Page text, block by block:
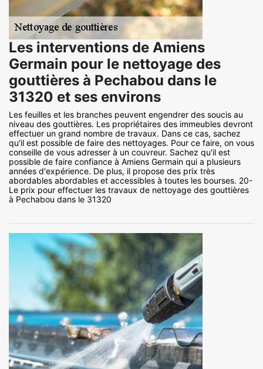
Les interventions de Amiens
Germain pour le nettoyage des
gouttières à Pechabou dans le
31320 et ses environs
Les feuilles et les branches peuvent engendrer des soucis au
niveau des gouttières. Les propriétaires des immeubles devront
effectuer un grand nombre de travaux. Dans ce cas, sachez
qu'il est possible de faire des nettoyages. Pour ce faire, on vous
conseille de vous adresser à un couvreur. Sachez qu'il est
possible de faire confiance à Amiens Germain qui a plusieurs
années d'expérience. De plus, il propose des prix très
abordables abordables et accessibles à toutes les bourses. 20-
Le prix pour effectuer les travaux de nettoyage des gouttières
à Pechabou dans le 31320